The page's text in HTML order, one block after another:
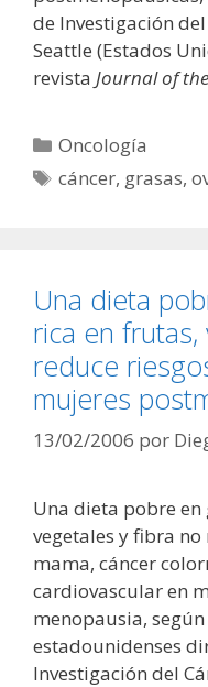
de Investigación
Seattle (Estados
revista Journal of
Categorías
Oncología
Etiquetas
cáncer, grasas,
Una dieta
rica en
reduce
mujeres
13/02/2006 por
Una dieta pobre en
vegetales y fibra no
mama, cáncer
cardiovascular en
menopausia,
estadounidenses
Investigación del